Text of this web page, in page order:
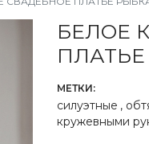
БЕЛОЕ
МЕТКИ:
силуэтные ,
кружевными